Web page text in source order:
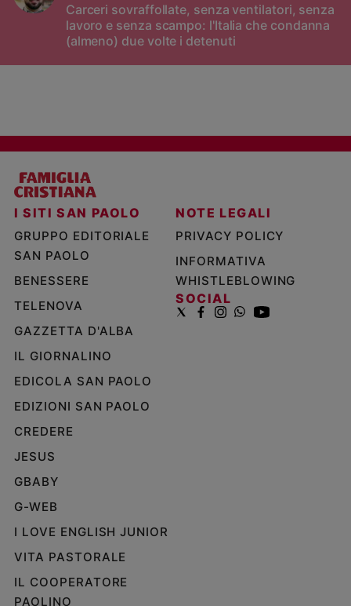
Carceri sovraffollate, senza ventilatori, senza
lavoro e senza scampo: l'Italia che condanna
(almeno) due volte i detenuti
I SITI SAN PAOLO
GRUPPO EDITORIALE
SAN PAOLO
BENESSERE
TELENOVA
GAZZETTA D'ALBA
IL GIORNALINO
EDICOLA SAN PAOLO
EDIZIONI SAN PAOLO
CREDERE
JESUS
GBABY
G-WEB
I LOVE ENGLISH JUNIOR
VITA PASTORALE
IL COOPERATORE
PAOLINO
NOTE LEGALI
PRIVACY POLICY
INFORMATIVA
WHISTLEBLOWING
SOCIAL